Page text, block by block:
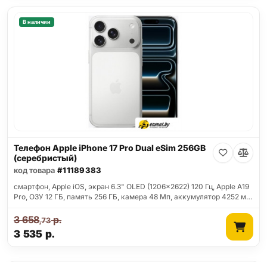
В наличии
Телефон Apple iPhone 17 Pro Dual eSim 256GB
(серебристый)
код товара #11189383
смартфон, Apple iOS, экран 6.3" OLED (1206x2622) 120 Гц, Apple A19
Pro, ОЗУ 12 ГБ, память 256 ГБ, камера 48 Мп, аккумулятор 4252 м…
3 535 р.
3 658,73р.